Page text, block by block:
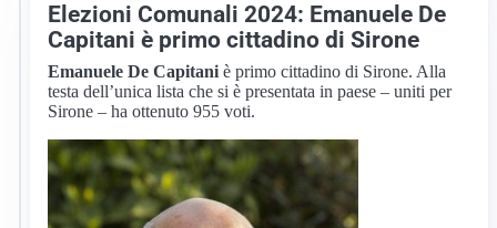
Elezioni Comunali 2024: Emanuele De
Capitani è primo cittadino di Sirone
Emanuele De Capitani è primo cittadino di Sirone. Alla
testa dell’unica lista che si è presentata in paese – uniti per
Sirone – ha ottenuto 955 voti.